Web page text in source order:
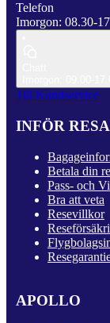
Telefon
Imorgon: 08.30-
Till Kundservice
INFÖR
Betala din
Pass- och
Bra att veta
Resevillkor
APOLLO